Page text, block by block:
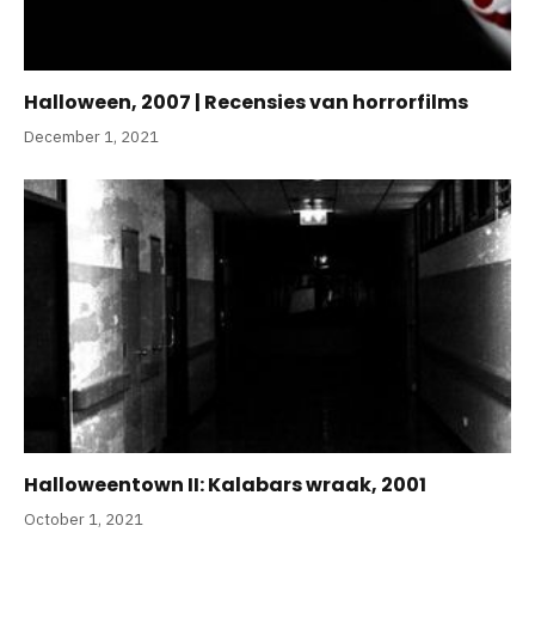
Halloween, 2007 | Recensies van horrorfilms
December 1, 2021
Halloweentown II: Kalabars wraak, 2001
October 1, 2021